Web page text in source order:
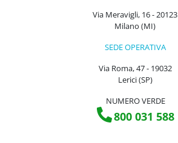
Via Meravigli, 16 - 20123
Milano (MI)
SEDE OPERATIVA
Via Roma, 47 - 19032
Lerici (SP)
NUMERO VERDE
800 031 588